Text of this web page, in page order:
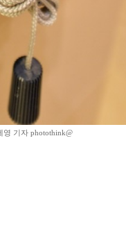
기자 photothink@